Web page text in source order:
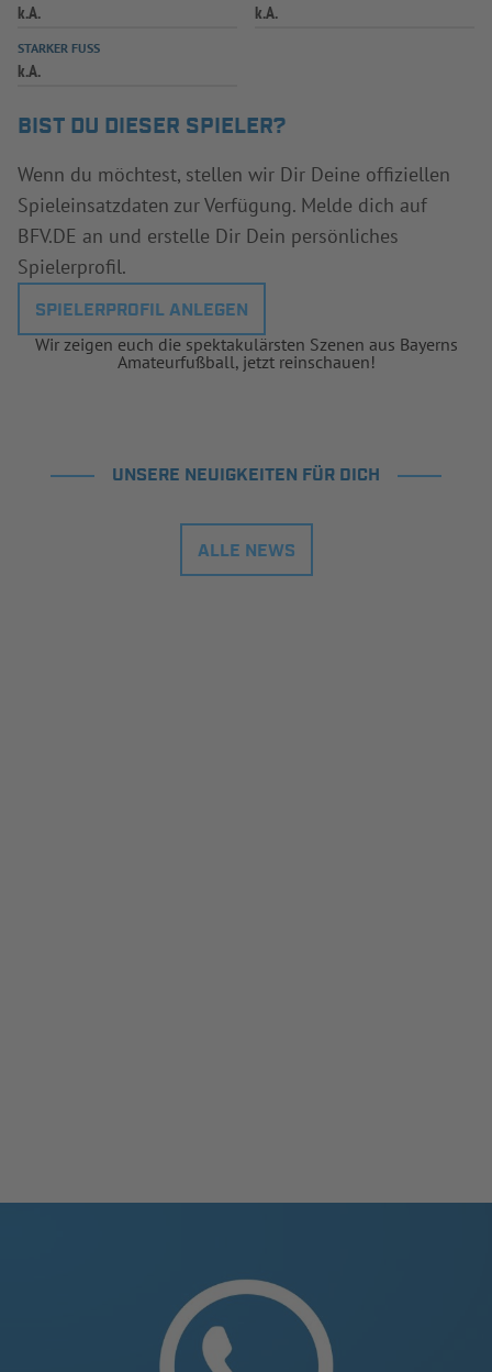
k.A. k.A.
STARKER FUSS
k.A.
BIST DU DIESER SPIELER?
Wenn du möchtest, stellen wir Dir Deine offiziellen
Spieleinsatzdaten zur Verfügung. Melde dich auf
BFV.DE an und erstelle Dir Dein persönliches
Spielerprofil.
SPIELERPROFIL ANLEGEN
Wir zeigen euch die spektakulärsten Szenen aus Bayerns
Amateurfußball, jetzt reinschauen!
UNSERE NEUIGKEITEN FÜR DICH
ALLE NEWS